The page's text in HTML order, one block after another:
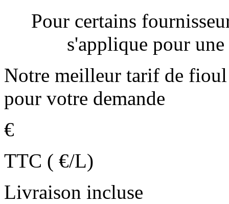
Pour certains
s'applique pour
Notre meilleur tarif de
pour votre demande
€
TTC ( €/L)
Livraison incluse